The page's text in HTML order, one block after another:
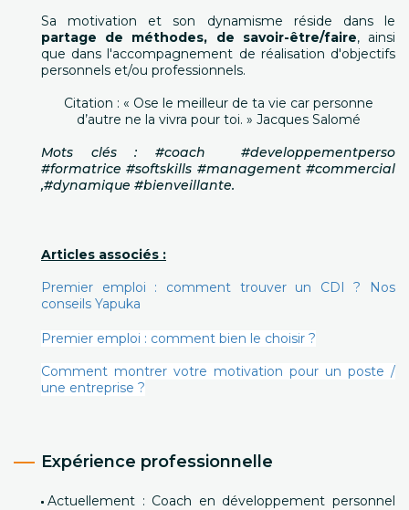
Sa motivation et son dynamisme réside dans le
partage de méthodes, de savoir-être/faire, ainsi
que dans l'accompagnement de réalisation d'objectifs
personnels et/ou professionnels.
Citation : « Ose le meilleur de ta vie car personne
d’autre ne la vivra pour toi. » Jacques Salomé
Mots clés : #coach #developpementperso
#formatrice #softskills #management #commercial
,#dynamique #bienveillante.
Articles associés :
Premier emploi : comment trouver un CDI ? Nos
conseils Yapuka
Premier emploi : comment bien le choisir ?
Comment montrer votre motivation pour un poste /
une entreprise ?
Expérience professionnelle
Actuellement : Coach en développement personnel